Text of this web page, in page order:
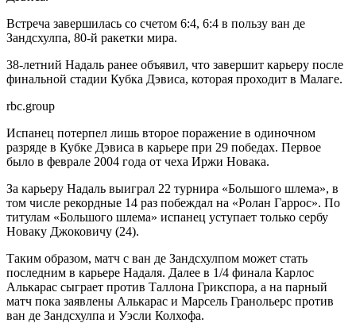
Встреча завершилась со счетом 6:4, 6:4 в пользу ван де
Зандсхулпа, 80-й ракетки мира.
38-летний Надаль ранее объявил, что завершит карьеру после
финальной стадии Кубка Дэвиса, которая проходит в Малаге.
rbc.group
Испанец потерпел лишь второе поражение в одиночном
разряде в Кубке Дэвиса в карьере при 29 победах. Первое
было в феврале 2004 года от чеха Иржи Новака.
За карьеру Надаль выиграл 22 турнира «Большого шлема», в
том числе рекордные 14 раз побеждал на «Ролан Гаррос». По
титулам «Большого шлема» испанец уступает только сербу
Новаку Джоковичу (24).
Таким образом, матч с ван де Зандсхулпом может стать
последним в карьере Надаля. Далее в 1/4 финала Карлос
Алькарас сыграет против Таллона Грикспора, а на парный
матч пока заявлены Алькарас и Марсель Гранольерс против
ван де Зандсхулпа и Уэсли Колхофа.